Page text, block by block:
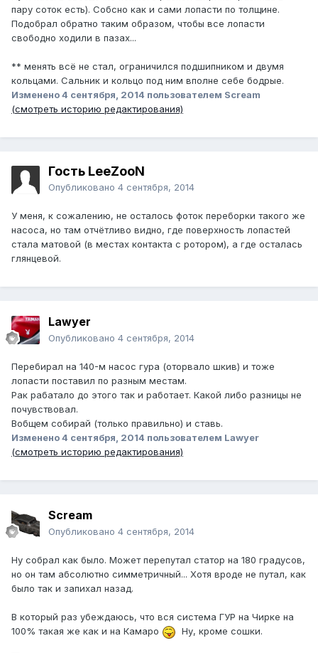
пару соток есть). Собсно как и сами лопасти по толщине.
Подобрал обратно таким образом, чтобы все лопасти
свободно ходили в пазах...
** менять всё не стал, ограничился подшипником и двумя
кольцами. Сальник и кольцо под ним вполне себе бодрые.
Изменено4 сентября, 2014 пользователем Scream
(смотреть историю редактирования)
Гость LeeZooN
Опубликовано 4 сентября, 2014
У меня, к сожалению, не осталось фоток переборки такого же
насоса, но там отчётливо видно, где поверхность лопастей
стала матовой (в местах контакта с ротором), а где осталась
глянцевой.
Lawyer
Опубликовано 4 сентября, 2014
Перебирал на 140-м насос гура (оторвало шкив) и тоже
лопасти поставил по разным местам.
Рак рабатало до этого так и работает. Какой либо разницы не
почувствовал.
Вобщем собирай (только правильно) и ставь.
Изменено4 сентября, 2014 пользователем Lawyer
(смотреть историю редактирования)
Scream
Опубликовано 4 сентября, 2014
Ну собрал как было. Может перепутал статор на 180 градусов,
но он там абсолютно симметричный... Хотя вроде не путал, как
было так и запихал назад.
В который раз убеждаюсь, что вся система ГУР на Чирке на
100% такая же как и на Камаро
Ну, кроме сошки.